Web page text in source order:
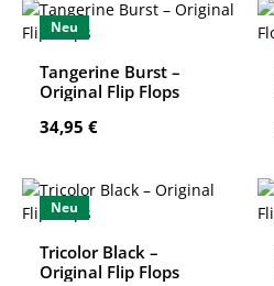
Neu
Tangerine Burst –
Original Flip Flops
Regulärer Preis:
34,95 €
Neu
Tricolor Black –
Original Flip Flops